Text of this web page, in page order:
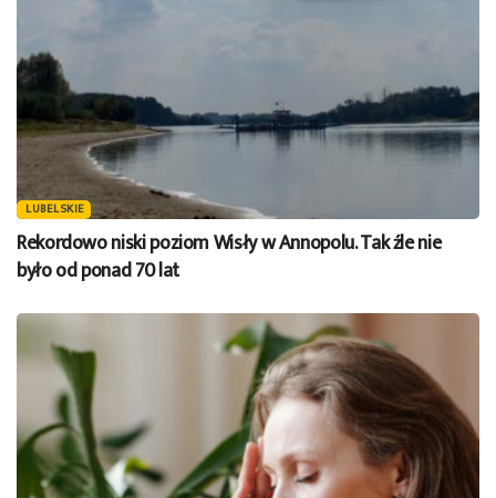
LUBELSKIE
Rekordowo niski poziom Wisły w Annopolu. Tak źle nie
było od ponad 70 lat